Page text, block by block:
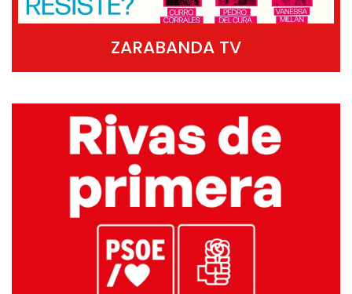
ZARABANDA TV